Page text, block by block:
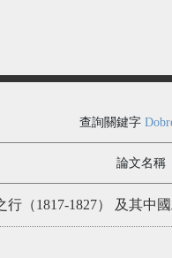
查詢關鍵字
論文名稱
行（1817-1827） 及其中